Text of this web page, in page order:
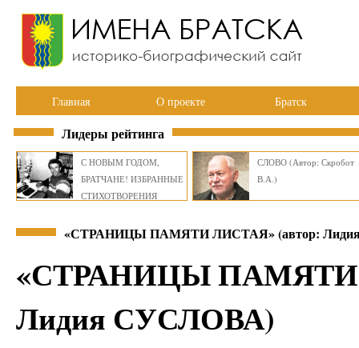
Главная О проекте Братск
Лидеры рейтинга
С НОВЫМ ГОДОМ,
БРАТЧАНЕ! ИЗБРАННЫЕ
СТИХОТВОРЕНИЯ
СЛОВО (Автор: Скробот
В.А.)
«СТРАНИЦЫ ПАМЯТИ ЛИСТАЯ» (автор:
«СТРАНИЦЫ ПАМЯТИ
Лидия СУСЛОВА)